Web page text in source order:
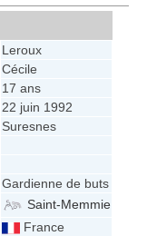
Leroux
Cécile
17 ans
22 juin 1992
Suresnes
Gardienne de buts
Saint-Memmie
France